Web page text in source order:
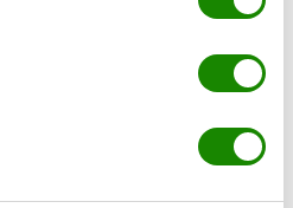
Ihre geografische Lage
(Fingerprinting) identifizieren
wie Ihre persönlichen Daten
einem neuen Urlaubsfoto. Im